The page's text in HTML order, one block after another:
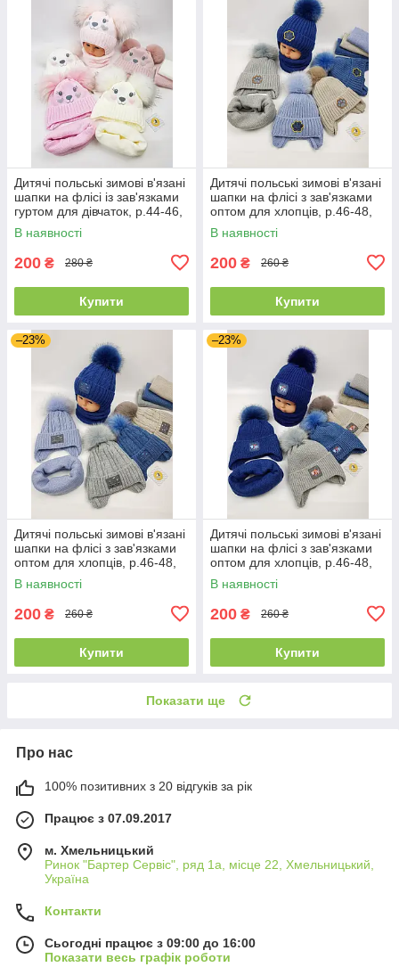
Дитячі польські зимові в'язані
шапки на флісі із зав'язками
гуртом для дівчаток, р.44-46,
Ambra (Польща)
В наявності
200 ₴ 280 ₴
Купити
Дитячі польські зимові в'язані
шапки на флісі з зав'язками
оптом для хлопців, р.46-48,
Ambra (Польща)
В наявності
200 ₴ 260 ₴
Купити
–23%
Дитячі польські зимові в'язані
шапки на флісі з зав'язками
оптом для хлопців, р.46-48,
Ambra (Польща)
В наявності
200 ₴ 260 ₴
Купити
–23%
Дитячі польські зимові в'язані
шапки на флісі з зав'язками
оптом для хлопців, р.46-48,
Ambra (Польща)
В наявності
200 ₴ 260 ₴
Купити
Показати ще
Про нас
100% позитивних з 20 відгуків за рік
Працює з 07.09.2017
м. Хмельницький
Ринок "Бартер Сервіс", ряд 1а, місце 22, Хмельницький,
Україна
Контакти
Сьогодні працює з 09:00 до 16:00
Показати весь графік роботи